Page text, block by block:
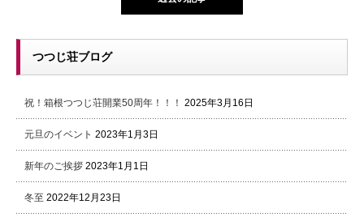
つつじ荘ブログ
祝！箱根つつじ荘開業50周年！！！ 2025年3月16日
元旦のイベント 2023年1月3日
新年のご挨拶 2023年1月1日
冬至 2022年12月23日